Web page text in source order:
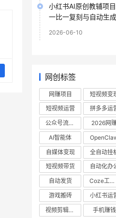
小红书AI原创教辅项
一比一复刻与自动生
2026-06-10
网创标签
网赚项目 短视频变
短视频运营
拼多多运
公众号流量主
2026网
AI智能体
自媒体变现
全自动挂
短视频带货
自动化办
自动发货
Coze工作流
游戏搬砖
小红书运
视频剪辑教程
手机赚钱